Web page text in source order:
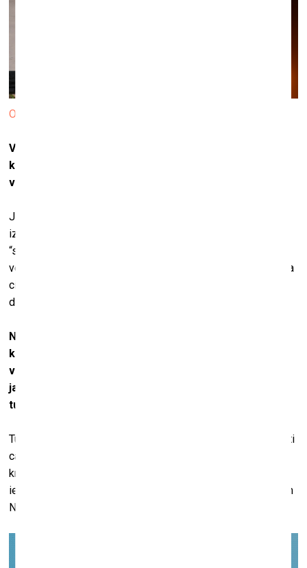
Ogle. © 2021 KIWIE™
Vai esat domājuši par to, kas notiek gadījumā, ja
konkrētais pārdotais ielu mākslas darbs tiek iznīcināts
vai sabojāts?
Jā, protams. Ja kāds no ielu darbiem tiks aizkrāsots vai
iznīcināts, tad digitālais NFT attēls pārvērtīsies
“spoku versijā”. Mēs esam piestrādājuši pie tā, lai “spoku
versijas” būtu tikpat
, cik oriģināli, un man pat šķiet, ka
cilvēki varētu speciāli sākt bojāt konkrētos ielu mākslas
darbus, lai tikai tiktu pie jaunās versijas.
Nu labi, jūs esat izveidojuši ielu mākslas digitālo
kolekciju, bet ir arī tādi projekti un izsoles, kur
vienkārši tiek piedāvāta digitālā māksla. Man rodas
jautājums – kur iegādātais darbs tiek uzglabāts? Un kā
tu vari tam piekļūt?
Tu glabā iegādāto darbu savā kripto maciņā. NFT tiek tirgoti
caur konkrētām platformām. Lai tos iegādātos, ir jāizveido
kripto maciņš vienā no digitālajām bankām. Jebkurā laikā,
ielogojoties ar savu kripto maciņu, tu vari atvērt kādu no šīm
NFT platformām un tur apskatīt, piemēram, iegādāto darbu.